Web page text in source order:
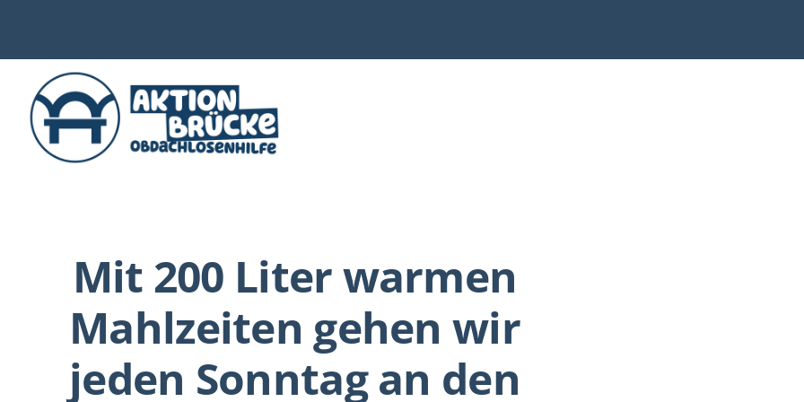
WER & WARUM
WAS WIR TUN
VERSORGUNG
Mit 200 Liter warmen
Mahlzeiten gehen wir
jeden Sonntag an den